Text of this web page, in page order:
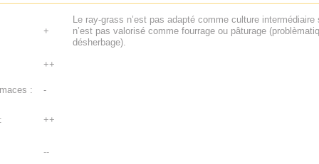
+
Le ray-grass n’est pas adapté comme culture intermédiaire
n’est pas valorisé comme fourrage ou pâturage
désherbage).
++
: -
++
--